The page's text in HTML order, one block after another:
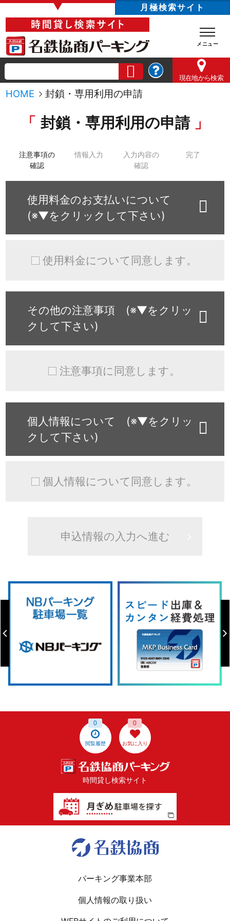
▼ 月極検索サイト
現在地から検索
HOME 封鎖・専用利用の申請
封鎖・専用利用の申請
注意事項の
確認
情報入力
入力内容の
確認
完了
使用料金のお支払いについて
(※▼をクリックして下さい)
使用料金について同意します。
その他の注意事項 (※▼をクリッ
クして下さい)
注意事項に同意します。
個人情報について (※▼をクリッ
クして下さい)
個人情報について同意します。
閲覧履歴
0
お気に入り
0
時間貸し検索サイト
パーキング事業本部
個人情報の取り扱い